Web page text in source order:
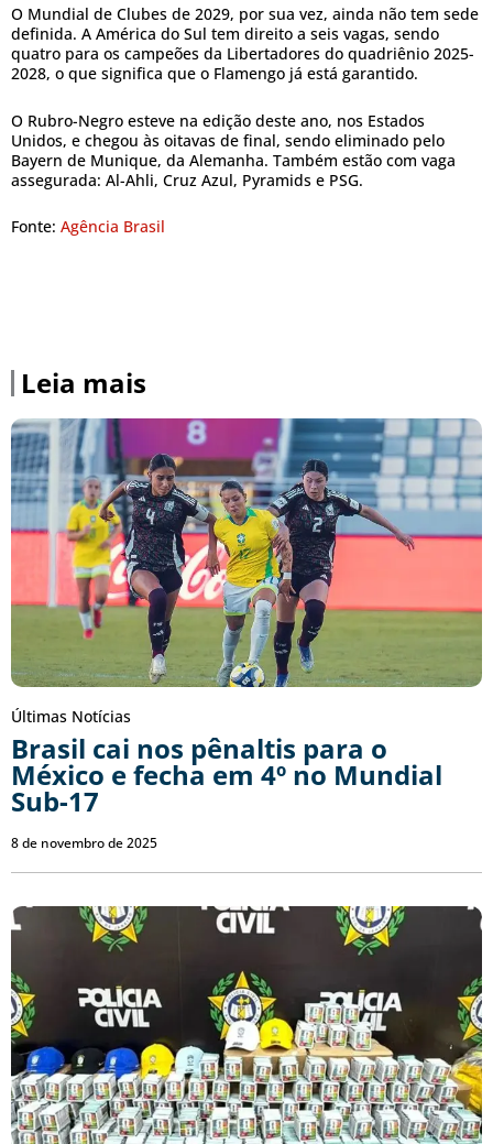
O Mundial de Clubes de 2029, por sua vez, ainda não tem sede
definida. A América do Sul tem direito a seis vagas, sendo
quatro para os campeões da Libertadores do quadriênio 2025-
2028, o que significa que o Flamengo já está garantido.
O Rubro-Negro esteve na edição deste ano, nos Estados
Unidos, e chegou às oitavas de final, sendo eliminado pelo
Bayern de Munique, da Alemanha. Também estão com vaga
assegurada: Al-Ahli, Cruz Azul, Pyramids e PSG.
Fonte: Agência Brasil
Leia mais
Últimas Notícias
Brasil cai nos pênaltis para o
México e fecha em 4º no Mundial
Sub-17
8 de novembro de 2025